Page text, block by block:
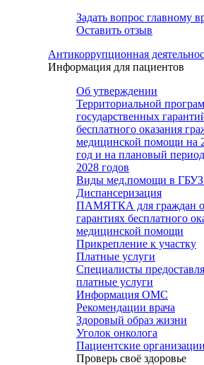
Задать вопрос главному
Оставить отзыв
Антикоррупционная
Информация для пациентов
Об утверждении
Территориальной
государственных
бесплатного оказания
медицинской помощи на
год и на плановый
2028 годов
Виды мед.помощи в
Диспансеризация
ПАМЯТКА для граждан о
гарантиях бесплатного
медицинской помощи
Прикрепление к участку
Платные услуги
Специалисты
платные услуги
Информация ОМС
Рекомендации врача
Здоровый образ жизни
Уголок онколога
Пациентские организации
Проверь своё здоровье